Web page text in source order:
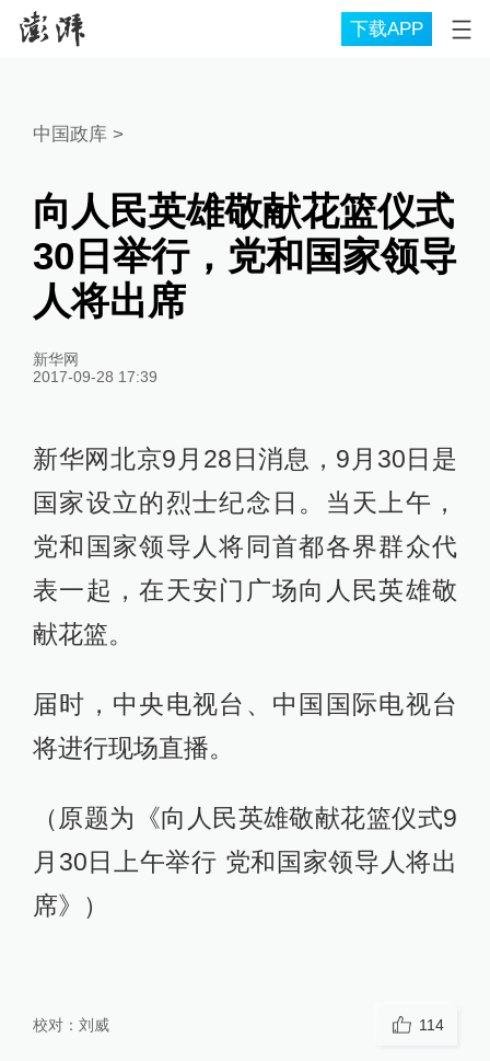
下载APP
中国政库 >
向人民英雄敬献花篮仪式
30日举行，党和国家领导
人将出席
新华网
2017-09-28 17:39
新华网北京9月28日消息，9月30日是
国家设立的烈士纪念日。当天上午，
党和国家领导人将同首都各界群众代
表一起，在天安门广场向人民英雄敬
献花篮。
届时，中央电视台、中国国际电视台
将进行现场直播。
（原题为《向人民英雄敬献花篮仪式9
月30日上午举行 党和国家领导人将出
席》）
校对： 刘威 114